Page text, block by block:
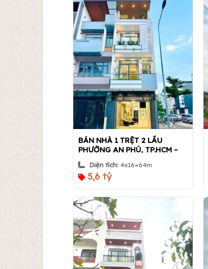
BÁN NHÀ 1 TRỆT 2 LẦU
PHƯỜNG AN PHÚ, TP.HCM –
FULL NỘI THẤT – SỔ HỒNG
RIÊNG | Nhà 360
Diện tích: 4x16=64m
5,6 tỷ